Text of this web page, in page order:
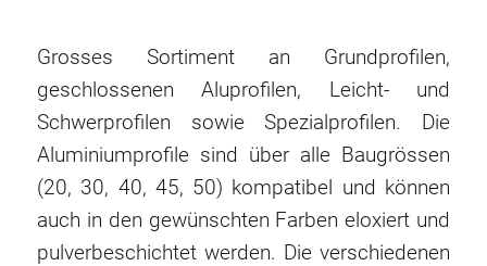
Grosses Sortiment an Grundprofilen,
geschlossenen Aluprofilen, Leicht- und
Schwerprofilen sowie Spezialprofilen. Die
Aluminiumprofile sind über alle Baugrössen
(20, 30, 40, 45, 50) kompatibel und können
auch in den gewünschten Farben eloxiert und
pulverbeschichtet werden. Die verschiedenen